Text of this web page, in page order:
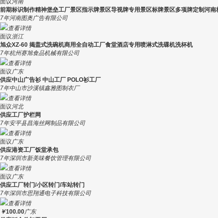
面议河南
前期标识制作精神堡垒工厂景区指示牌景区导视牌专用景区标牌景区多项牌定制河南
7年河南图奥广告有限公司
查看详情
面议浙江
旭众XZ-60 揭盖式洗碗机商用全自动工厂食堂酒店专用喷淋式洗碟机洗杯机
7年杭州赛旭食品机械有限公司
查看详情
面议广东
供应中山广告衫 中山工厂 POLO衫工厂
7年中山市沙溪镇鑫雅图制衣厂
查看详情
面议河北
供应工厂护栏网
7年安平县昌海丝网制品有限公司
查看详情
面议广东
供应港资工厂饭堂承包
7年深圳市新美味餐饮管理有限公司
查看详情
面议广东
供应工厂转门/小区转门/车站转门
7年深圳市思翔通电子科技有限公司
查看详情
￥100.00广东